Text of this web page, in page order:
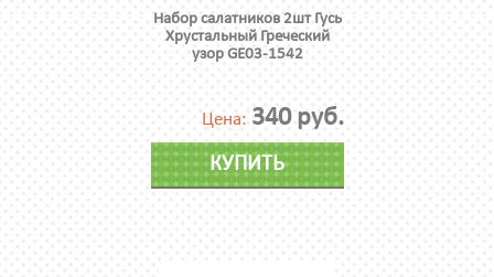
Набор салатников 2шт Гусь
Хрустальный Греческий
узор GE03-1542
Цена: 340 руб.
КУПИТЬ